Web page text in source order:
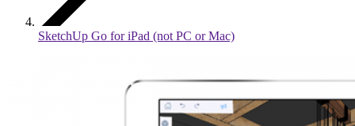
SketchUp Go for iPad (not PC or Mac)